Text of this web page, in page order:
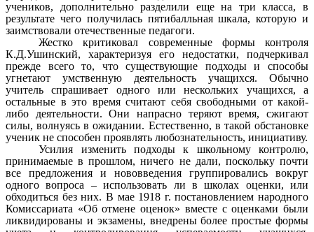
учеников, дополнительно разделили еще на три класса, в
результате чего получилась пятибалльная шкала, которую и
заимствовали отечественные педагоги.
Жестко критиковал современные формы контроля
К.Д.Ушинский, характеризуя его недостатки, подчеркивал
прежде всего то, что существующие подходы и способы
угнетают умственную деятельность учащихся. Обычно
учитель спрашивает одного или нескольких учащихся, а
остальные в это время считают себя свободными от какой-
либо деятельности. Они напрасно теряют время, сжигают
силы, волнуясь в ожидании. Естественно, в такой обстановке
ученик не способен проявлять любознательность, инициативу.
Усилия изменить подходы к школьному контролю,
принимаемые в прошлом, ничего не дали, поскольку почти
все предложения и нововведения группировались вокруг
одного вопроса – использовать ли в школах оценки, или
обходиться без них. В мае 1918 г. постановлением народного
Комиссариата «Об отмене оценок» вместе с оценками были
ликвидированы и экзамены, внедрены более простые формы